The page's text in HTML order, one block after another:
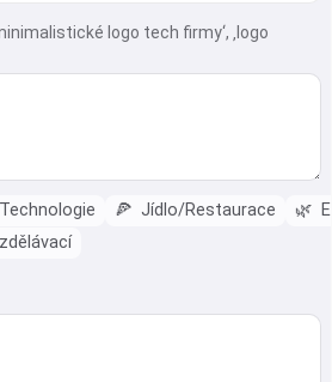
logo tech firmy‘, ‚logo
Technologie 🍕 Jídlo/Restaurace 🌿